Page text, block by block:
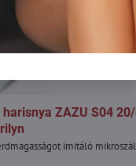
ZAZU S04
imitáló